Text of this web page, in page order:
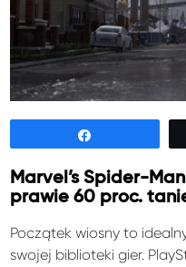
Marvel’s Spider-
prawie 60 proc.
Początek wiosny to
swojej biblioteki gier.